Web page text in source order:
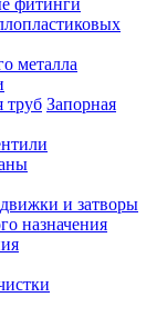
фитинги
металла
Запорная
и затворы
назначения